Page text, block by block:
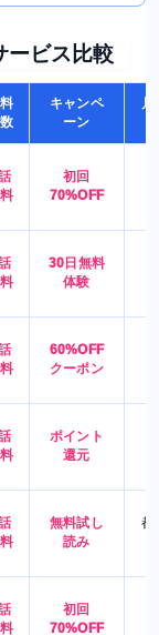
ービス比較
キャンペ
ーン
月
初回
70%OFF
30日無料
体験
60%OFF
クーポン
ポイント
還元
無料試し
読み
都
初回
70%OFF